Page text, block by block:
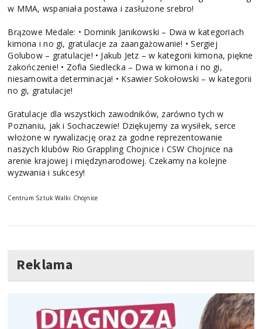
w MMA, wspaniała postawa i zasłużone srebro!
Brązowe Medale: • Dominik Janikowski – Dwa w kategoriach
kimona i no gi, gratulacje za zaangażowanie! • Sergiej
Golubow – gratulacje! • Jakub Jetz – w kategorii kimona, piękne
zakończenie! • Zofia Siedlecka – Dwa w kimona i no gi,
niesamowita determinacja! • Ksawier Sokołowski – w kategorii
no gi, gratulacje!
Gratulacje dla wszystkich zawodników, zarówno tych w
Poznaniu, jak i Sochaczewie! Dziękujemy za wysiłek, serce
włożone w rywalizację oraz za godne reprezentowanie
naszych klubów Rio Grappling Chojnice i CSW Chojnice na
arenie krajowej i międzynarodowej. Czekamy na kolejne
wyzwania i sukcesy!
Centrum Sztuk Walki Chojnice
Reklama